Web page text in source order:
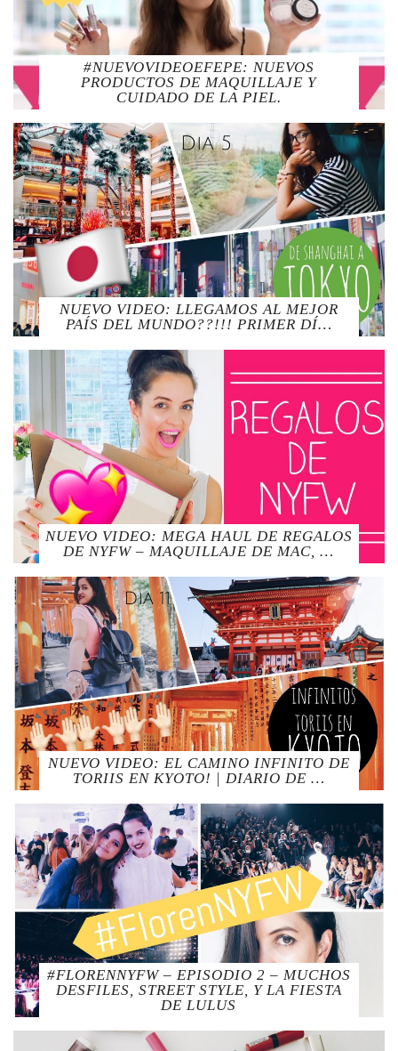
#NUEVOVIDEOEFEPE: NUEVOS
PRODUCTOS DE MAQUILLAJE Y
CUIDADO DE LA PIEL.
NUEVO VIDEO: LLEGAMOS AL MEJOR
PAÍS DEL MUNDO??!!! PRIMER DÍ…
NUEVO VIDEO: MEGA HAUL DE REGALOS
DE NYFW – MAQUILLAJE DE MAC, …
NUEVO VIDEO: EL CAMINO INFINITO DE
TORIIS EN KYOTO! | DIARIO DE …
#FLORENNYFW – EPISODIO 2 – MUCHOS
DESFILES, STREET STYLE, Y LA FIESTA
DE LULUS